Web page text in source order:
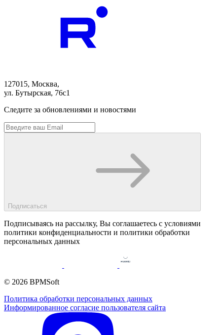
127015, Москва,
ул. Бутырская, 76с1
Следите за обновлениями и новостями
Подписаться
Подписываясь на рассылку, Вы соглашаетесь c условиями
политики конфиденциальности и политики обработки
персональных данных
© 2026 BPMSoft
Политика обработки персональных данных
Информированное согласие пользователя сайта